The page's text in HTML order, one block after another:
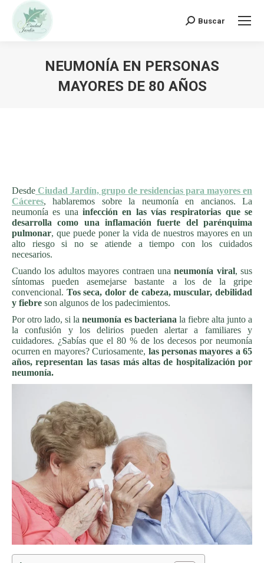
Buscar:
Buscar
NEUMONÍA EN PERSONAS
MAYORES DE 80 AÑOS
Desde Ciudad Jardín, grupo de residencias para mayores en
Cáceres, hablaremos sobre la neumonía en ancianos. La
neumonía es una infección en las vías respiratorias que se
desarrolla como una inflamación fuerte del parénquima
pulmonar, que puede poner la vida de nuestros mayores en un
alto riesgo si no se atiende a tiempo con los cuidados
necesarios.
Cuando los adultos mayores contraen unaneumonía viral, sus
síntomas pueden asemejarse bastante a los de la gripe
convencional. Tos seca, dolor de cabeza, muscular, debilidad
y fiebre son algunos de los padecimientos.
Por otro lado, si laneumonía es bacteriana la fiebre alta junto a
la confusión y los delirios pueden alertar a familiares y
cuidadores. ¿Sabías que el 80 % de los decesos por neumonía
ocurren en mayores? Curiosamente, las personas mayores a 65
años, representan las tasas más altas de hospitalización por
neumonía.